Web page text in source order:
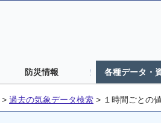
防災情報 各種データ・
> 過去の気象データ検索 > １時間ごとの